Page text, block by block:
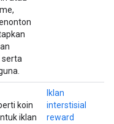
serta
koin
iklan
Iklan
interstisial
reward